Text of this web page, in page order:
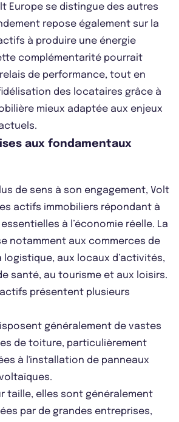
Europe se distingue des autres
repose également sur la
à produire une énergie
complémentarité pourrait
de performance, tout en
des locataires grâce à
mieux adaptée aux enjeux
aux fondamentaux
de sens à son engagement, Volt
actifs immobiliers répondant à
à l’économie réelle. La
notamment aux commerces de
logistique, aux locaux d’activités,
santé, au tourisme et aux loisirs.
présentent plusieurs
généralement de vastes
de toiture, particulièrement
à l'installation de panneaux
taille, elles sont généralement
par de grandes entreprises,